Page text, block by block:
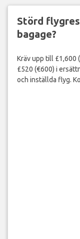
Störd
bagage?
Kräv upp till £1,600
£520 (€600) i
och inställda flyg.